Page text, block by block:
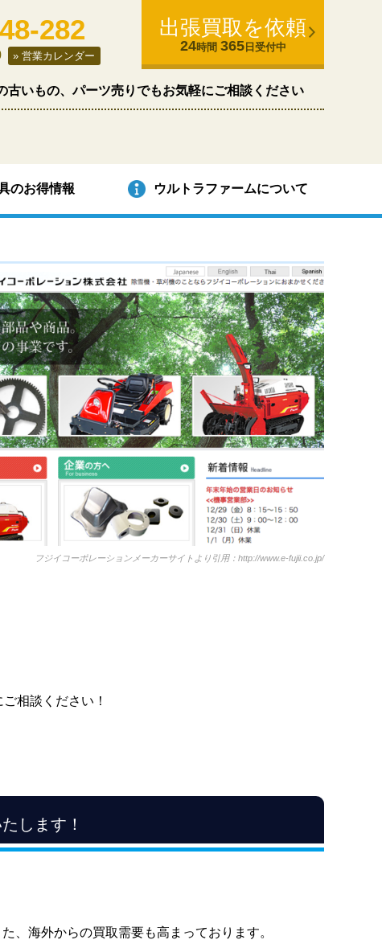
282
営業カレンダー
出張買取を依頼
24時間 365日受付中
古いもの、パーツ売りでもお気軽にご相談ください
のお得情報 ウルトラファームについて
フジイコーポレーションメーカーサイトより引用：http://www.e-fujii.co.jp/
相談ください！
します！
、海外からの買取需要も高まっております。